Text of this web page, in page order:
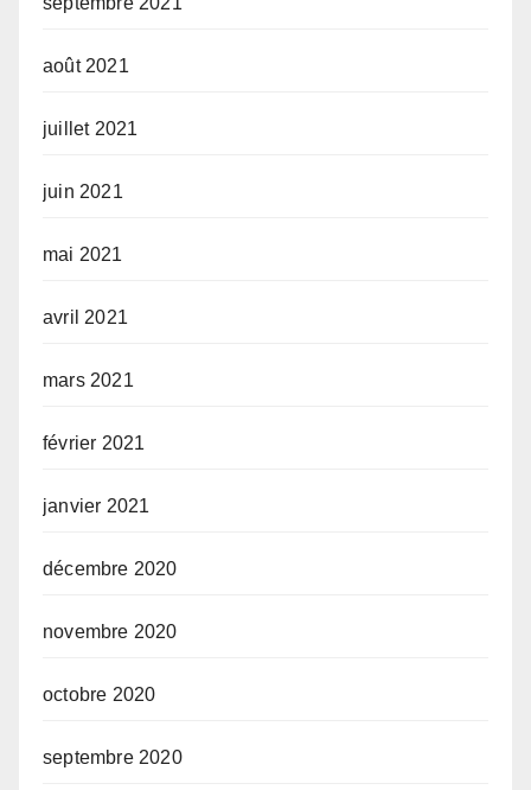
août 2021
juillet 2021
juin 2021
mai 2021
avril 2021
mars 2021
février 2021
janvier 2021
décembre 2020
novembre 2020
octobre 2020
septembre 2020